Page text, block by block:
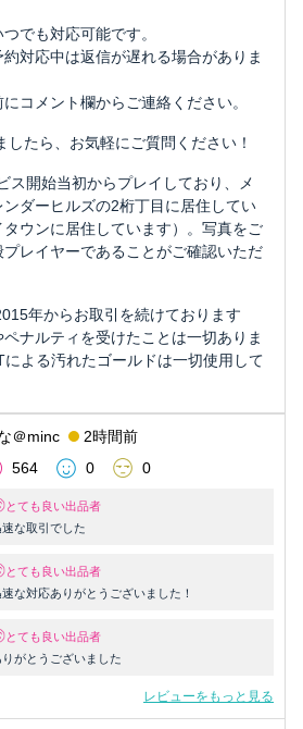
でも対応可能です。
対応中は返信が遅れる場合がありま
コメント欄からご連絡ください。
したら、お気軽にご質問ください！
開始当初からプレイしており、メ
ダーヒルズの2桁丁目に居住してい
タウンに居住しています）。写真をご
レイヤーであることがご確認いただ
年からお取引を続けております
ナルティを受けたことは一切ありま
よる汚れたゴールドは一切使用して
＠minc
2時間前
564
0 0
とても良い出品者
速な取引でした
とても良い出品者
速な対応ありがとうございました！
とても良い出品者
りがとうございました
レビューをもっと見る